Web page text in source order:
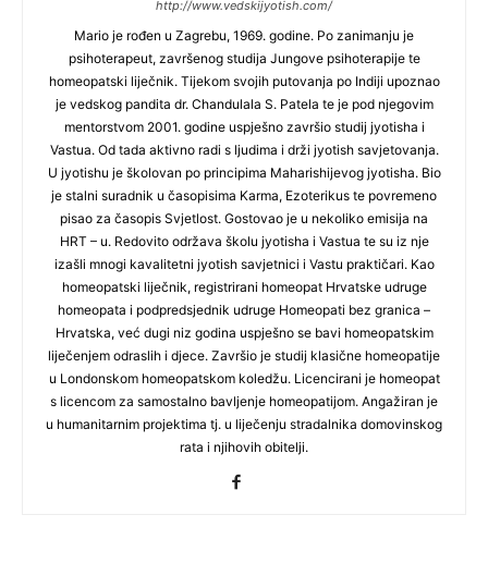
http://www.vedskijyotish.com/
Mario je rođen u Zagrebu, 1969. godine. Po zanimanju je
psihoterapeut, završenog studija Jungove psihoterapije te
homeopatski liječnik. Tijekom svojih putovanja po Indiji upoznao
je vedskog pandita dr. Chandulala S. Patela te je pod njegovim
mentorstvom 2001. godine uspješno završio studij jyotisha i
Vastua. Od tada aktivno radi s ljudima i drži jyotish savjetovanja.
U jyotishu je školovan po principima Maharishijevog jyotisha. Bio
je stalni suradnik u časopisima Karma, Ezoterikus te povremeno
pisao za časopis Svjetlost. Gostovao je u nekoliko emisija na
HRT – u. Redovito održava školu jyotisha i Vastua te su iz nje
izašli mnogi kavalitetni jyotish savjetnici i Vastu praktičari. Kao
homeopatski liječnik, registrirani homeopat Hrvatske udruge
homeopata i podpredsjednik udruge Homeopati bez granica –
Hrvatska, već dugi niz godina uspješno se bavi homeopatskim
liječenjem odraslih i djece. Završio je studij klasične homeopatije
u Londonskom homeopatskom koledžu. Licencirani je homeopat
s licencom za samostalno bavljenje homeopatijom. Angažiran je
u humanitarnim projektima tj. u liječenju stradalnika domovinskog
rata i njihovih obitelji.